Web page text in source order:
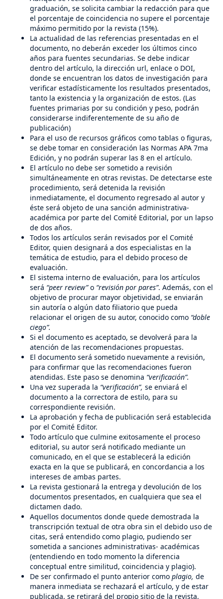
graduación, se solicita cambiar la redacción para que
el porcentaje de coincidencia no supere el porcentaje
máximo permitido por la revista (15%).
La actualidad de las referencias presentadas en el
documento, no deberán exceder los últimos cinco
años para fuentes secundarias. Se debe indicar
dentro del artículo, la dirección url, enlace o DOI,
donde se encuentran los datos de investigación para
verificar estadísticamente los resultados presentados,
tanto la existencia y la organización de estos. (Las
fuentes primarias por su condición y peso, podrán
considerarse indiferentemente de su año de
publicación)
Para el uso de recursos gráficos como tablas o figuras,
se debe tomar en consideración las Normas APA 7ma
Edición, y no podrán superar las 8 en el artículo.
El artículo no debe ser sometido a revisión
simultáneamente en otras revistas. De detectarse este
procedimiento, será detenida la revisión
inmediatamente, el documento regresado al autor y
éste será objeto de una sanción administrativa-
académica por parte del Comité Editorial, por un lapso
de dos años.
Todos los artículos serán revisados por el Comité
Editor, quien designará a dos especialistas en la
temática de estudio, para el debido proceso de
evaluación.
El sistema interno de evaluación, para los artículos
será “peer review”o “revisión por pares”. Además, con el
objetivo de procurar mayor objetividad, se enviarán
sin autoría o algún dato filiatorio que pueda
relacionar el origen de su autor, conocido como “doble
ciego”.
Si el documento es aceptado, se devolverá para la
atención de las recomendaciones propuestas.
El documento será sometido nuevamente a revisión,
para confirmar que las recomendaciones fueron
atendidas. Este paso se denomina “verificación”.
Una vez superada la “verificación”, se enviará el
documento a la correctora de estilo, para su
correspondiente revisión.
La aprobación y fecha de publicación será establecida
por el Comité Editor.
Todo artículo que culmine exitosamente el proceso
editorial, su autor será notificado mediante un
comunicado, en el que se establecerá la edición
exacta en la que se publicará, en concordancia a los
intereses de ambas partes.
La revista gestionará la entrega y devolución de los
documentos presentados, en cualquiera que sea el
dictamen dado.
Aquellos documentos donde quede demostrada la
transcripción textual de otra obra sin el debido uso de
citas, será entendido como plagio, pudiendo ser
sometida a sanciones administrativas- académicas
(entendiendo en todo momento la diferencia
conceptual entre similitud, coincidencia y plagio).
De ser confirmado el punto anterior como plagio, de
manera inmediata se rechazará el artículo, y de estar
publicada, se retirará del propio sitio de la revista,